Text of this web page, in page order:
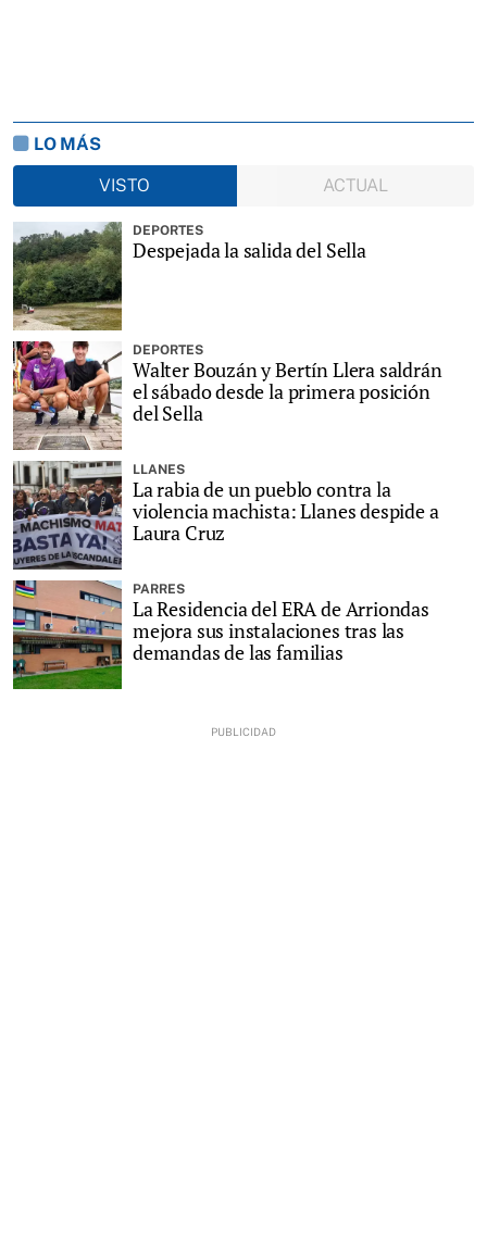
LO MÁS
VISTO
ACTUAL
DEPORTES
Despejada la salida del Sella
DEPORTES
Walter Bouzán y Bertín Llera saldrán
el sábado desde la primera posición
del Sella
LLANES
La rabia de un pueblo contra la
violencia machista: Llanes despide a
Laura Cruz
PARRES
La Residencia del ERA de Arriondas
mejora sus instalaciones tras las
demandas de las familias